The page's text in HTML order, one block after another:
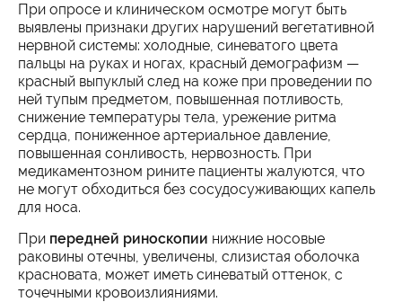
При опросе и клиническом осмотре могут быть
выявлены признаки других нарушений вегетативной
нервной системы: холодные, синеватого цвета
пальцы на руках и ногах, красный демографизм —
красный выпуклый след на коже при проведении по
ней тупым предметом, повышенная потливость,
снижение температуры тела, урежение ритма
сердца, пониженное артериальное давление,
повышенная сонливость, нервозность. При
медикаментозном рините пациенты жалуются, что
не могут обходиться без сосудосуживающих капель
для носа.
При передней риноскопии нижние носовые
раковины отечны, увеличены, слизистая оболочка
красновата, может иметь синеватый оттенок, с
точечными кровоизлияниями.